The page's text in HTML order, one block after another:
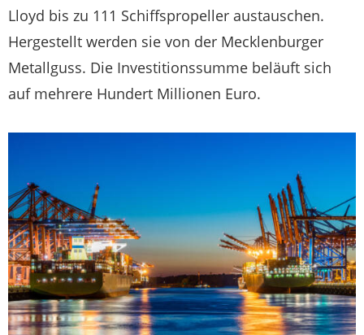
Lloyd bis zu 111 Schiffspropeller austauschen.
Hergestellt werden sie von der Mecklenburger
Metallguss. Die Investitionssumme beläuft sich
auf mehrere Hundert Millionen Euro.